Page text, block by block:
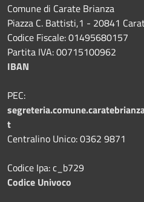
Comune di Carate Brianza
Piazza C. Battisti,1 - 20841
Codice Fiscale: 01495680157
Partita IVA: 00715100962
IBAN
PEC:
t
Centralino Unico: 0362 9871
Codice Ipa: c_b729
Codice Univoco